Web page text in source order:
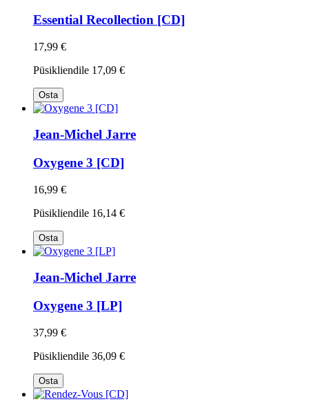
Essential Recollection [CD]
17,99 €
Püsikliendile 17,09 €
Osta
Jean-Michel Jarre
Oxygene 3 [CD]
16,99 €
Püsikliendile 16,14 €
Osta
Jean-Michel Jarre
Oxygene 3 [LP]
37,99 €
Püsikliendile 36,09 €
Osta